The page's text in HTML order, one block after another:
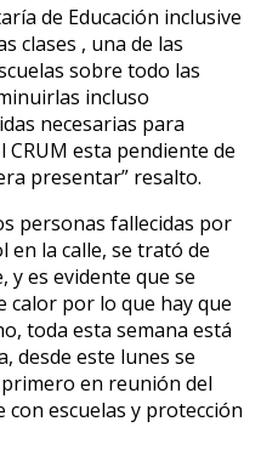
de Educación inclusive
clases , una de las
sobre todo las
incluso
necesarias para
esta pendiente de
presentar” resalto.
personas fallecidas por
en la calle, se trató de
y es evidente que se
calor por lo que hay que
toda esta semana está
desde este lunes se
en reunión del
escuelas y protección